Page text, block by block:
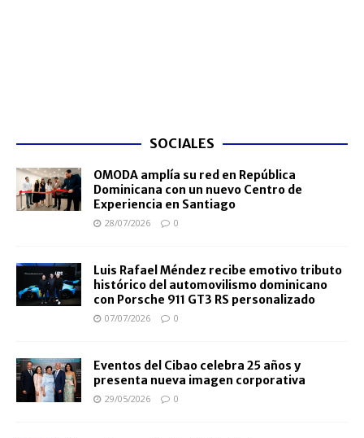
SOCIALES
OMODA amplía su red en República
Dominicana con un nuevo Centro de
Experiencia en Santiago
28/07/2026 0
Luis Rafael Méndez recibe emotivo tributo
histórico del automovilismo dominicano
con Porsche 911 GT3 RS personalizado
07/07/2026 0
Eventos del Cibao celebra 25 años y
presenta nueva imagen corporativa
29/05/2026 0